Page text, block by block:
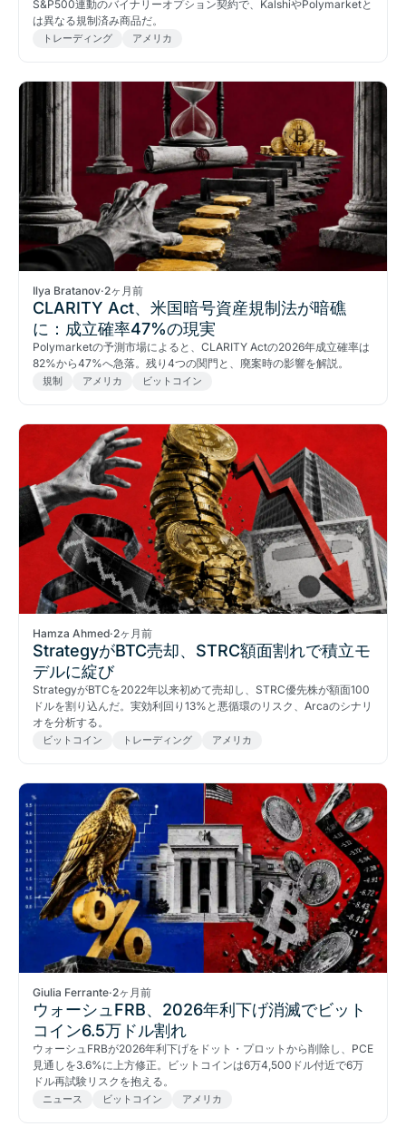
S&P500連動のバイナリーオプション契約で、KalshiやPolymarketと
は異なる規制済み商品だ。
トレーディング アメリカ
Ilya Bratanov·2ヶ月前
CLARITY Act、米国暗号資産規制法が暗礁
に：成立確率47%の現実
Polymarketの予測市場によると、CLARITY Actの2026年成立確率は
82%から47%へ急落。残り4つの関門と、廃案時の影響を解説。
規制 アメリカ ビットコイン
Hamza Ahmed·2ヶ月前
StrategyがBTC売却、STRC額面割れで積立モ
デルに綻び
StrategyがBTCを2022年以来初めて売却し、STRC優先株が額面100
ドルを割り込んだ。実効利回り13%と悪循環のリスク、Arcaのシナリ
オを分析する。
ビットコイン トレーディング アメリカ
Giulia Ferrante·2ヶ月前
ウォーシュFRB、2026年利下げ消滅でビット
コイン6.5万ドル割れ
ウォーシュFRBが2026年利下げをドット・プロットから削除し、PCE
見通しを3.6%に上方修正。ビットコインは6万4,500ドル付近で6万
ドル再試験リスクを抱える。
ニュース ビットコイン アメリカ